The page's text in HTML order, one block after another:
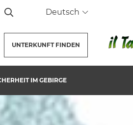
Deutsch
IM GEBIRGE
UNTERKUNFT FINDEN